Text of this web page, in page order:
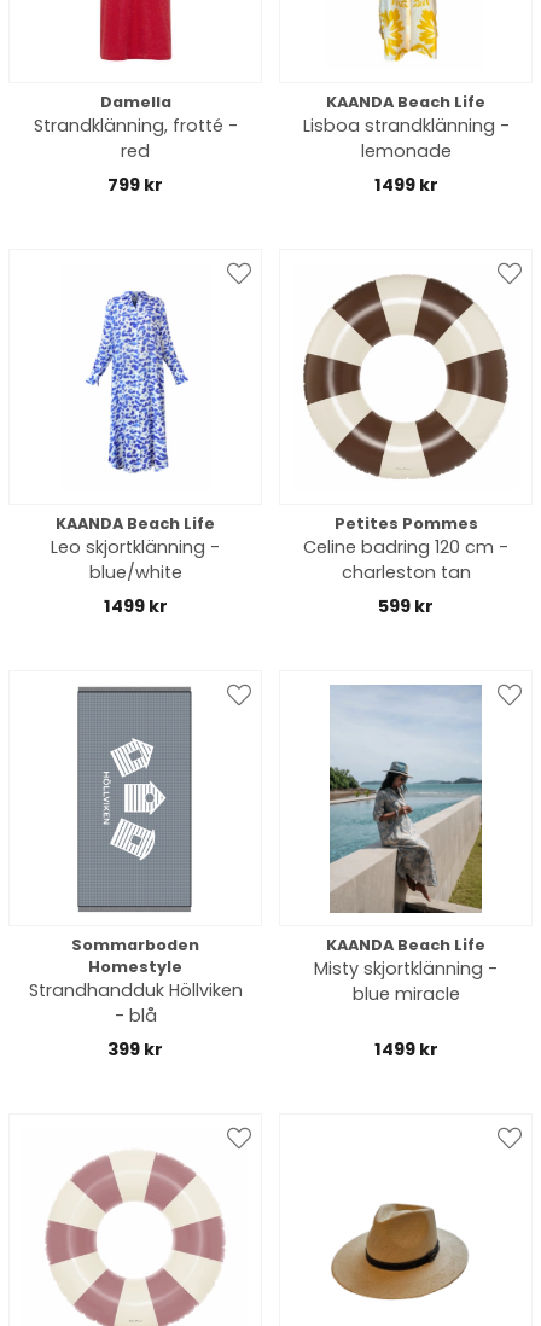
Damella
Strandklänning, frotté -
red
799 kr
KAANDA Beach Life
Lisboa strandklänning -
lemonade
1499 kr
KAANDA Beach Life
Leo skjortklänning -
blue/white
1499 kr
Petites Pommes
Celine badring 120 cm -
charleston tan
599 kr
Sommarboden
Homestyle
Strandhandduk Höllviken
- blå
399 kr
KAANDA Beach Life
Misty skjortklänning -
blue miracle
1499 kr